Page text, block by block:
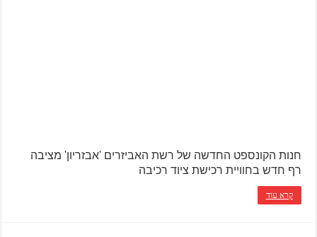
חנות הקונספט החדשה של רשת האביזרים 'אבזריון' מציבה
רף חדש בחוויית רכישת ציוד רכיבה
קרא עוד